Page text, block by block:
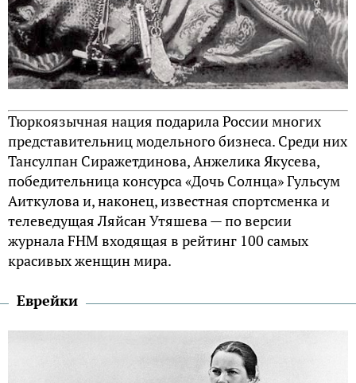
Тюркоязычная нация подарила России многих
представительниц модельного бизнеса. Среди них
Тансулпан Сиражетдинова, Анжелика Якусева,
победительница консурса «Дочь Солнца» Гульсум
Аиткулова и, наконец, известная спортсменка и
телеведущая Ляйсан Утяшева — по версии
журнала FHM входящая в рейтинг 100 самых
красивых женщин мира.
Еврейки